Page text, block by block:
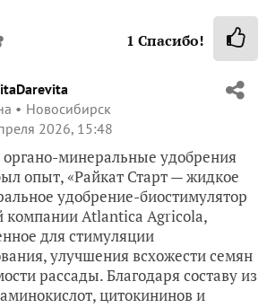
1 Спасибо!
Новосибирск
2026, 15:48
минеральные удобрения
опыт, «Райкат Старт — жидкое
удобрение-биостимулятор
компании Atlantica Agricola,
для стимуляции
улучшения всхожести семян
рассады. Благодаря составу из
цитокининов и